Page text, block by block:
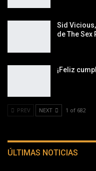
Sid
de The Sex
¡Feliz
PREV NEXT 1 of 682
ÚLTIMAS NOTICIAS